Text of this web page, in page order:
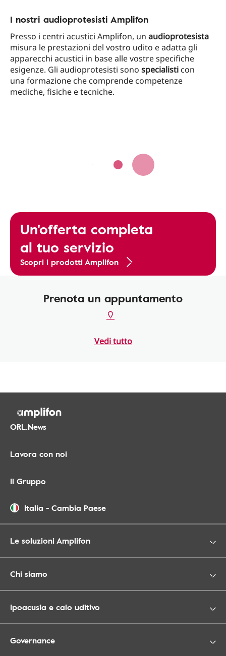
I nostri audioprotesisti Amplifon
Presso i centri acustici Amplifon, un audioprotesista
misura le prestazioni del vostro udito e adatta gli
apparecchi acustici in base alle vostre specifiche
esigenze. Gli audioprotesisti sono specialisti con
una formazione che comprende competenze
mediche, fisiche e tecniche.
Un'offerta completa
al tuo servizio
Scopri i prodotti Amplifon
Prenota un appuntamento
Vedi tutto
ORL.News
Lavora con noi
Il Gruppo
Italia - Cambia Paese
Le soluzioni Amplifon
Chi siamo
Ipoacusia e calo uditivo
Governance